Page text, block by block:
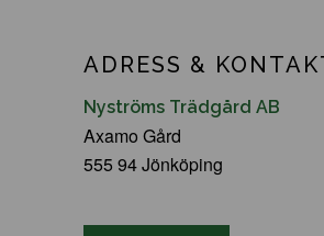
ADRESS &
Nyströms Trädgård AB
Axamo Gård
555 94 Jönköping